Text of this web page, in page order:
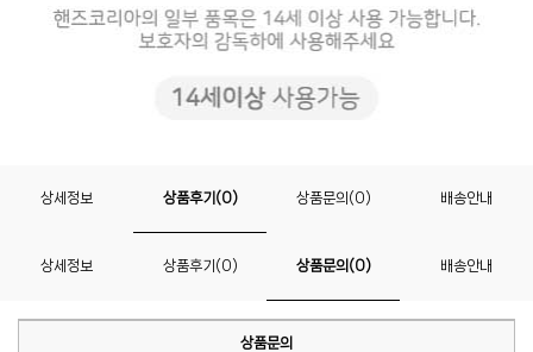
상세정보 상품후기(0) 상품문의(0) 배송안내
상세정보 상품후기(0) 상품문의(0) 배송안내
상품문의